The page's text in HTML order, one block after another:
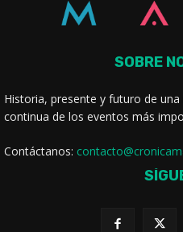
SOBRE
Historia, presente y futuro de
continua de los eventos más
Contáctanos: